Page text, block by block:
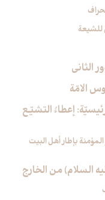
الثاني
الامّة
إعطاءُ التشيّع
المؤمنة بإطار أهل البيت
السلام) من الخارج